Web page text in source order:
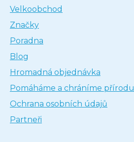
Velkoobchod
Značky
Poradna
Blog
Hromadná objednávka
Pomáháme a chráníme přírodu
Ochrana osobních údajů
Partneři